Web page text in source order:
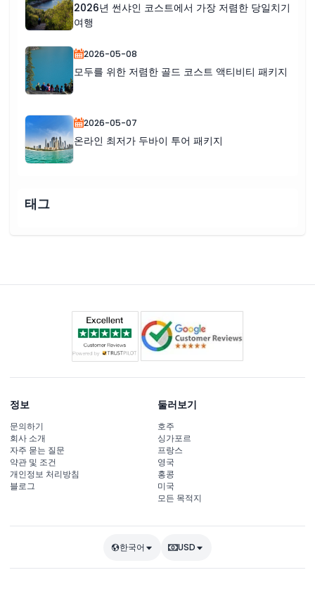
2026년 썬샤인 코스트에서 가장 저렴한 당일치기
여행
2026-05-08
모두를 위한 저렴한 골드 코스트 액티비티 패키지
2026-05-07
온라인 최저가 두바이 투어 패키지
태그
정보
문의하기
회사 소개
자주 묻는 질문
약관 및 조건
개인정보 처리방침
블로그
둘러보기
호주
싱가포르
프랑스
영국
홍콩
미국
모든 목적지
한국어 USD